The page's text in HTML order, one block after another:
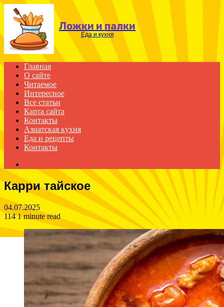
Menu
Ложки и палки
Еда и кухня
Главная
О сайте
Читаемое
Интересное
Все статьи
Карта сайта
Контакты
Азиатская кухня
Еда и рецепты
Контакты
Карри тайское
04.07.2025
1141 minute read